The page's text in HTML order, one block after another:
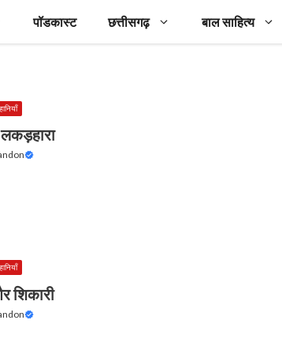
पॉडकास्ट छत्तीसगढ़ बाल साहित्य
शिकारी